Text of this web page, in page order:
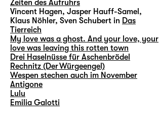
Zeiten des Aufruhrs
Vincent Hagen, Jasper Hauff-Samel,
Klaus Nöhler, Sven Schubert in Das
Tierreich
My love was a ghost. And your love, your
love was leaving this rotten town
Drei Haselnüsse für Aschenbrödel
Rechnitz (Der Würgeengel)
Wespen stechen auch im November
Antigone
Lulu
Emilia Galotti